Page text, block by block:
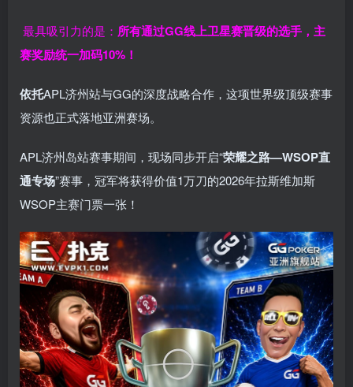
最具吸引力的是： 所有通过GG线上卫星赛晋级的选手，主
赛奖励统一加码10% ！
依托APL济州站与GG的深度战略合作，这项世界级顶级赛事
资源也正式落地亚洲赛场。
APL济州岛站赛事期间，现场同步开启“荣耀之路—WSOP直
通专场”赛事，冠军将获得价值1万刀的2026年拉斯维加斯
WSOP主赛门票一张！